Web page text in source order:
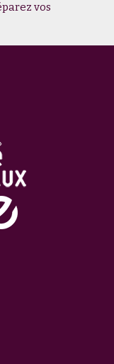
vos